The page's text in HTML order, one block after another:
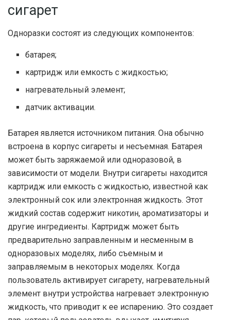
сигарет
Одноразки состоят из следующих компонентов:
батарея;
картридж или емкость с жидкостью;
нагревательный элемент;
датчик активации.
Батарея является источником питания. Она обычно
встроена в корпус сигареты и несъемная. Батарея
может быть заряжаемой или одноразовой, в
зависимости от модели. Внутри сигареты находится
картридж или емкость с жидкостью, известной как
электронный сок или электронная жидкость. Этот
жидкий состав содержит никотин, ароматизаторы и
другие ингредиенты. Картридж может быть
предварительно заправленным и несменным в
одноразовых моделях, либо съемным и
заправляемым в некоторых моделях. Когда
пользователь активирует сигарету, нагревательный
элемент внутри устройства нагревает электронную
жидкость, что приводит к ее испарению. Это создает